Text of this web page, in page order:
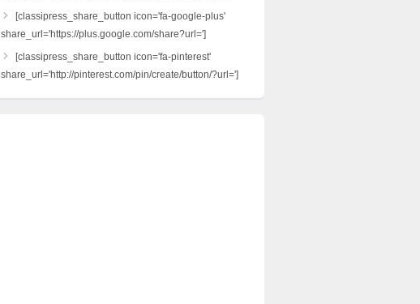
[classipress_share_button icon='fa-google-plus'
share_url='https://plus.google.com/share?url=']
[classipress_share_button icon='fa-pinterest'
share_url='http://pinterest.com/pin/create/button/?url=']